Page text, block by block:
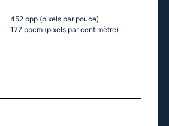
452 ppp (pixels par pouce)
177 ppcm (pixels par centimètre)